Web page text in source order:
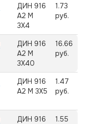
ДИН 916
А2 M
3X4
1.73
руб.
ДИН 916
А2 M
3X40
16.66
руб.
ДИН 916
А2 M 3X5
1.47
руб.
ДИН 916
1.55